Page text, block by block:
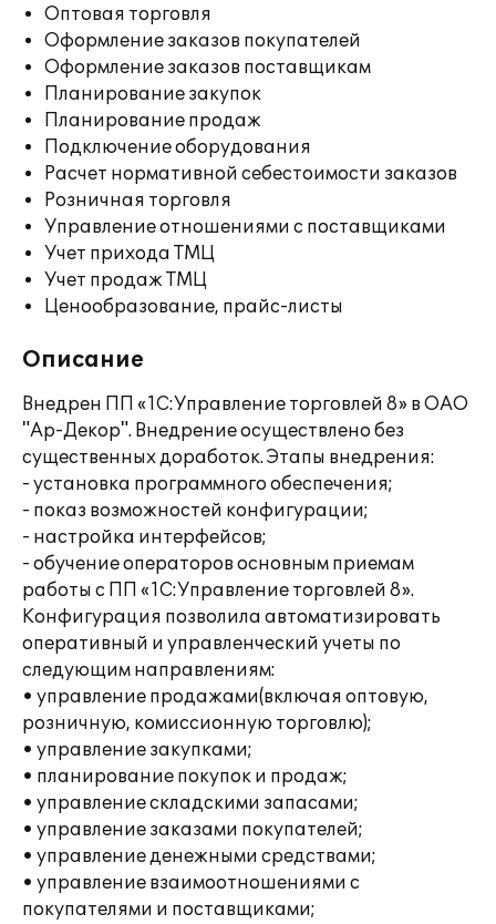
Оптовая торговля
Оформление заказов покупателей
Оформление заказов поставщикам
Планирование закупок
Планирование продаж
Подключение оборудования
Расчет нормативной себестоимости заказов
Розничная торговля
Управление отношениями с поставщиками
Учет прихода ТМЦ
Учет продаж ТМЦ
Ценообразование, прайс-листы
Описание
Внедрен ПП «1С:Управление торговлей 8» в ОАО
"Ар-Декор". Внедрение осуществлено без
существенных доработок. Этапы внедрения:
- установка программного обеспечения;
- показ возможностей конфигурации;
- настройка интерфейсов;
- обучение операторов основным приемам
работы с ПП «1С:Управление торговлей 8».
Конфигурация позволила автоматизировать
оперативный и управленческий учеты по
следующим направлениям:
• управление продажами(включая оптовую,
розничную, комиссионную торговлю);
• управление закупками;
• планирование покупок и продаж;
• управление складскими запасами;
• управление заказами покупателей;
• управление денежными средствами;
• управление взаимоотношениями с
покупателями и поставщиками;